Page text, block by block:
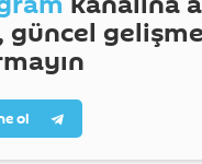
güncel
ol